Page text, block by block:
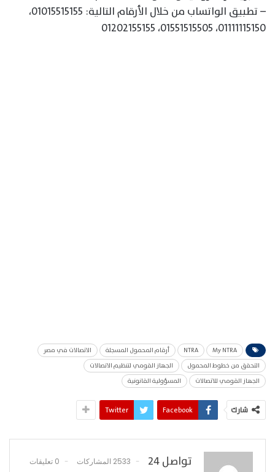
– تطبيق الواتساب من خلال الأرقام التالية: 01015515155،
01111115150، 01551515505، 01202155155
My NTRA
NTRA أرقام المحمول المسجلة
الاتصالات في مصر
التحقق من خطوط المحمول
الجهاز القومي لتنظيم الاتصالات
الجهاز القومي للاتصالات
المسؤولية القانونية
شارك Facebook
Twitter
تواصل 24 2533 المشاركات 0 تعليقات